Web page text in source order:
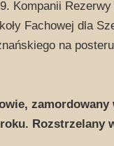
Kompanii
Fachowej dla
na
Rozstrzelany